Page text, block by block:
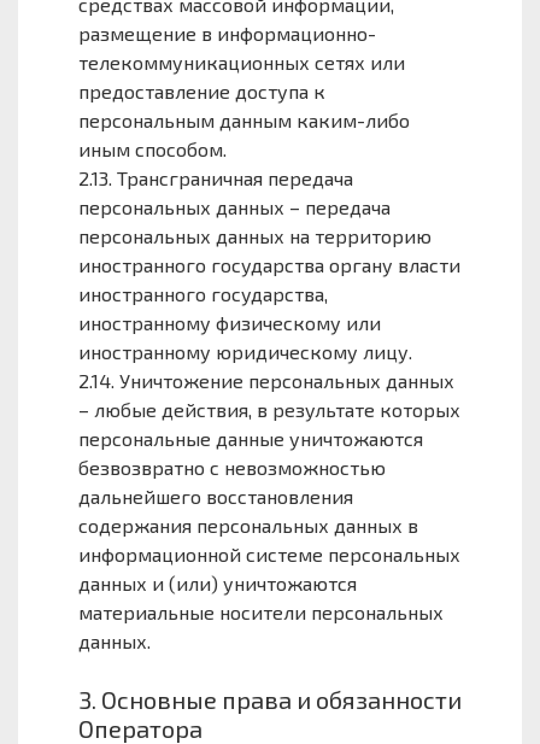
размещение в информационно-
телекоммуникационных сетях или
предоставление доступа к
персональным данным каким-либо
иным способом.
2.13. Трансграничная передача
персональных данных – передача
персональных данных на территорию
иностранного государства органу власти
иностранного государства,
иностранному физическому или
иностранному юридическому лицу.
2.14. Уничтожение персональных данных
– любые действия, в результате которых
персональные данные уничтожаются
безвозвратно с невозможностью
дальнейшего восстановления
содержания персональных данных в
информационной системе персональных
данных и (или) уничтожаются
материальные носители персональных
данных.
3. Основные права и обязанности
Оператора